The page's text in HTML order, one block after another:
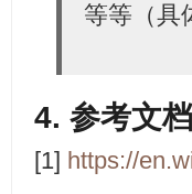
等等（具
4. 参考文档
[1] https://